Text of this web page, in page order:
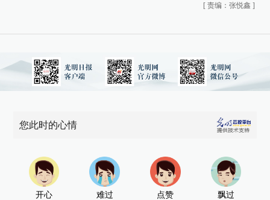
[ 责编：张悦鑫 ]
您此时的心情
开心 难过 点赞 飘过